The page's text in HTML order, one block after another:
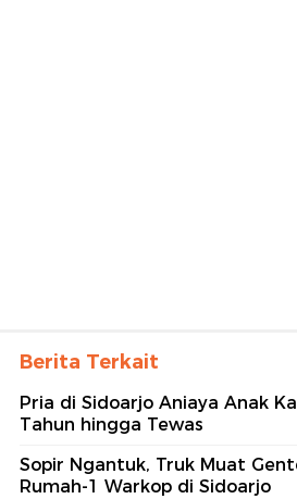
Berita Terkait
Pria di Sidoarjo Aniaya Anak
Tahun hingga Tewas
Sopir Ngantuk, Truk Muat
Rumah-1 Warkop di Sidoarjo